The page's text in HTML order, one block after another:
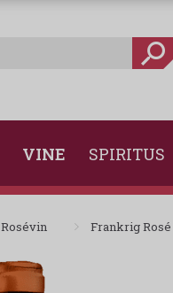
VINE SPIRITUS
Rosévin Frankrig Rosé